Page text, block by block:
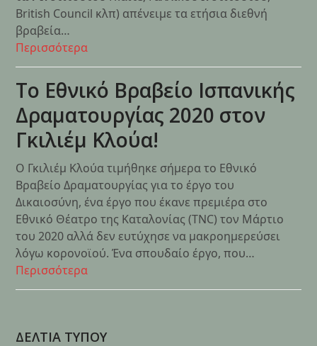
British Council κλπ) απένειμε τα ετήσια διεθνή
βραβεία…
Περισσότερα
Το Εθνικό Βραβείο Ισπανικής
Δραματουργίας 2020 στον
Γκιλιέμ Κλούα!
Ο Γκιλιέμ Κλούα τιμήθηκε σήμερα το Εθνικό
Βραβείο Δραματουργίας για το έργο του
Δικαιοσύνη, ένα έργο που έκανε πρεμιέρα στο
Εθνικό Θέατρο της Καταλονίας (TNC) τον Μάρτιο
του 2020 αλλά δεν ευτύχησε να μακροημερεύσει
λόγω κορονοϊού. Ένα σπουδαίο έργο, που…
Περισσότερα
ΔΕΛΤΙΑ ΤΥΠΟΥ